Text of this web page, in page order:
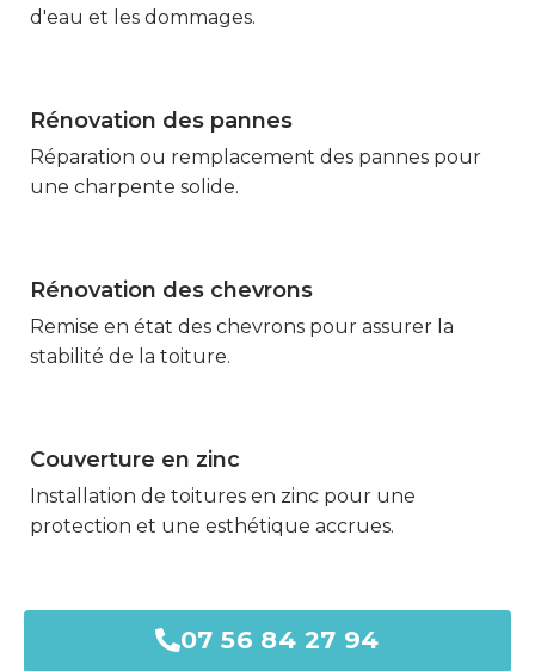
d'eau et les dommages.
Rénovation des pannes
Réparation ou remplacement des pannes pour
une charpente solide.
Rénovation des chevrons
Remise en état des chevrons pour assurer la
stabilité de la toiture.
Couverture en zinc
Installation de toitures en zinc pour une
protection et une esthétique accrues.
07 56 84 27 94